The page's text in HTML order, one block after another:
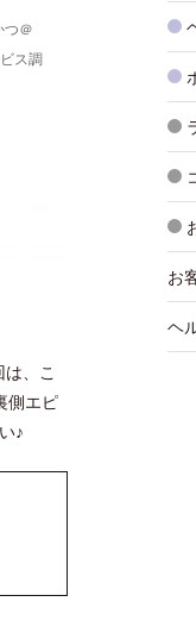
＠
ス調
、こ
側エピ
♪
お
ヘ